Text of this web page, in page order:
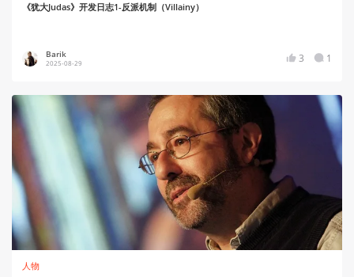
《犹大Judas》开发日志1-反派机制（Villainy）
Barik
2025-08-29 3 1
人物